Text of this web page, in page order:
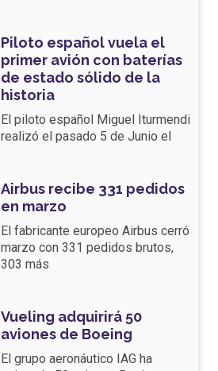
Piloto español vuela el
primer avión con baterías
de estado sólido de la
historia
El piloto español Miguel Iturmendi
realizó el pasado 5 de Junio el
Airbus recibe 331 pedidos
en marzo
El fabricante europeo Airbus cerró
marzo con 331 pedidos brutos,
303 más
Vueling adquirirá 50
aviones de Boeing
El grupo aeronáutico IAG ha